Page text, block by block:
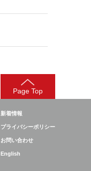
Page Top
新着情報
プライバシーポリシー
お問い合わせ
English